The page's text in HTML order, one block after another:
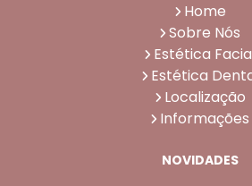
Home
Sobre Nós
Estética
Estética
Localização
Informações
NOVIDADES